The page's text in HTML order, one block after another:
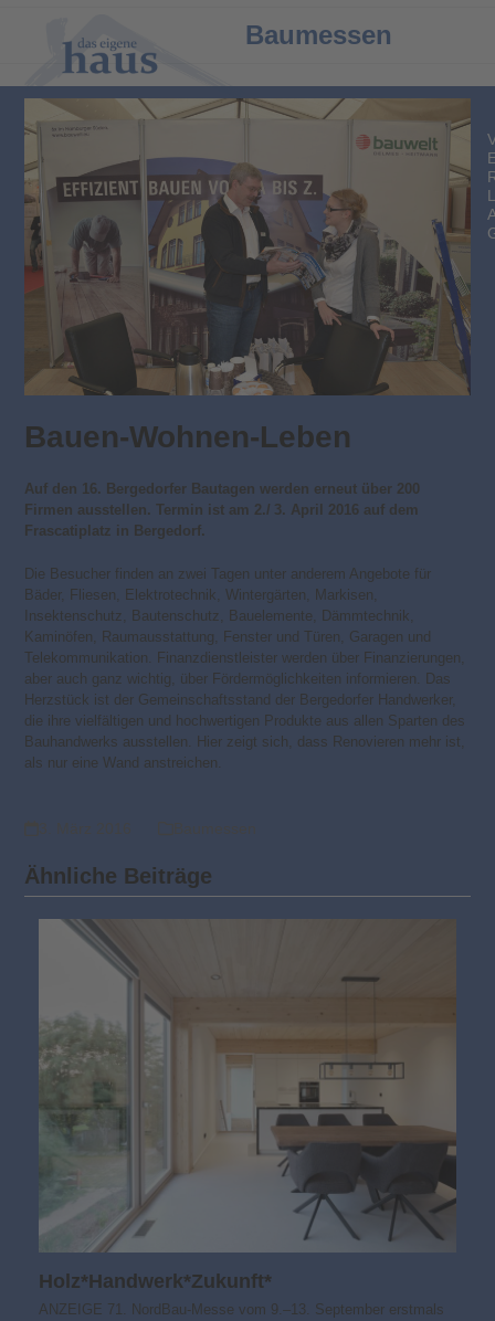
mobile
menu
mobile
menu
Baumessen
Bauen-Wohnen-Leben
Auf den 16. Bergedorfer Bautagen werden erneut über 200
Firmen ausstellen. Termin ist am 2./ 3. April 2016 auf dem
Frascatiplatz in Bergedorf.
Die Besucher finden an zwei Tagen unter anderem Angebote für
Bäder, Fliesen, Elektrotechnik, Wintergärten, Markisen,
Insektenschutz, Bautenschutz, Bauelemente, Dämmtechnik,
Kaminöfen, Raumausstattung, Fenster und Türen, Garagen und
Telekommunikation. Finanzdienstleister werden über Finanzierungen,
aber auch ganz wichtig, über Fördermöglichkeiten informieren. Das
Herzstück ist der Gemeinschaftsstand der Bergedorfer Handwerker,
die ihre vielfältigen und hochwertigen Produkte aus allen Sparten des
Bauhandwerks ausstellen. Hier zeigt sich, dass Renovieren mehr ist,
als nur eine Wand anstreichen.
Ähnliche Beiträge
Holz*Handwerk*Zukunft*
ANZEIGE 71. NordBau-Messe vom 9.–13. September erstmals
L